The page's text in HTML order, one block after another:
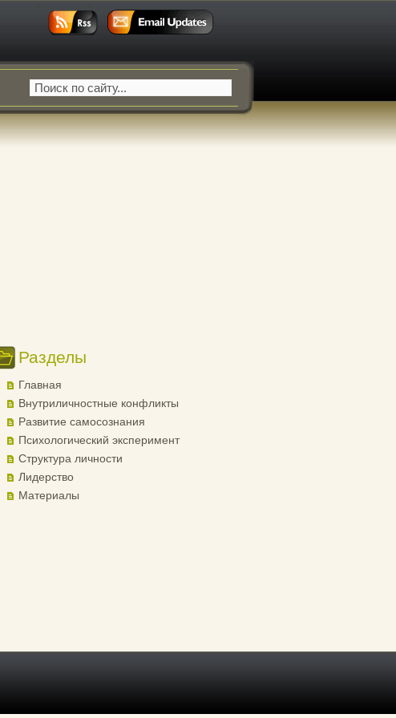
Разделы
Главная
Внутриличностные конфликты
Развитие самосознания
Психологический эксперимент
Структура личности
Лидерство
Материалы